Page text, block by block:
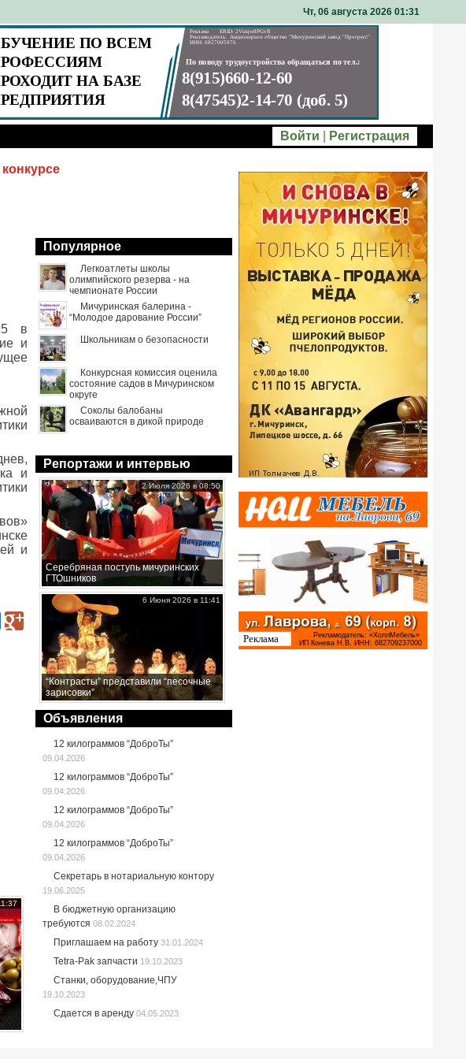
Чт, 06 августа 2026 01 31
Войти Регистрация
в
и
и
и
Популярное
Легкоатлеты школы
олимпийского резерва - на
чемпионате России
Мичуринская балерина -
“Молодое дарование России”
Школьникам о безопасности
Конкурсная комиссия оценила
состояние садов в Мичуринском
округе
Соколы балобаны
осваиваются в дикой природе
Репортажи и интервью
Серебряная поступь мичуринских
ГТОшников
2 Июля 2026 в 08:50
“Контрасты” представили “песочные
зарисовки”
6 Июня 2026 в 11:41
Объявления
12 килограммов “ДоброТы”
09.04.2026
12 килограммов “ДоброТы”
09.04.2026
12 килограммов “ДоброТы”
09.04.2026
12 килограммов “ДоброТы”
09.04.2026
Секретарь в нотариальную контору
19.06.2025
В бюджетную организацию
требуются 08.02.2024
Приглашаем на работу 31.01.2024
Tetra-Pak запчасти 19.10.2023
Станки, оборудование,ЧПУ
19.10.2023
Сдается в аренду 04.05.2023